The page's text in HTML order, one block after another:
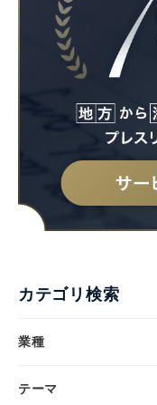
カテゴリ検索
業種
テーマ
Japanese